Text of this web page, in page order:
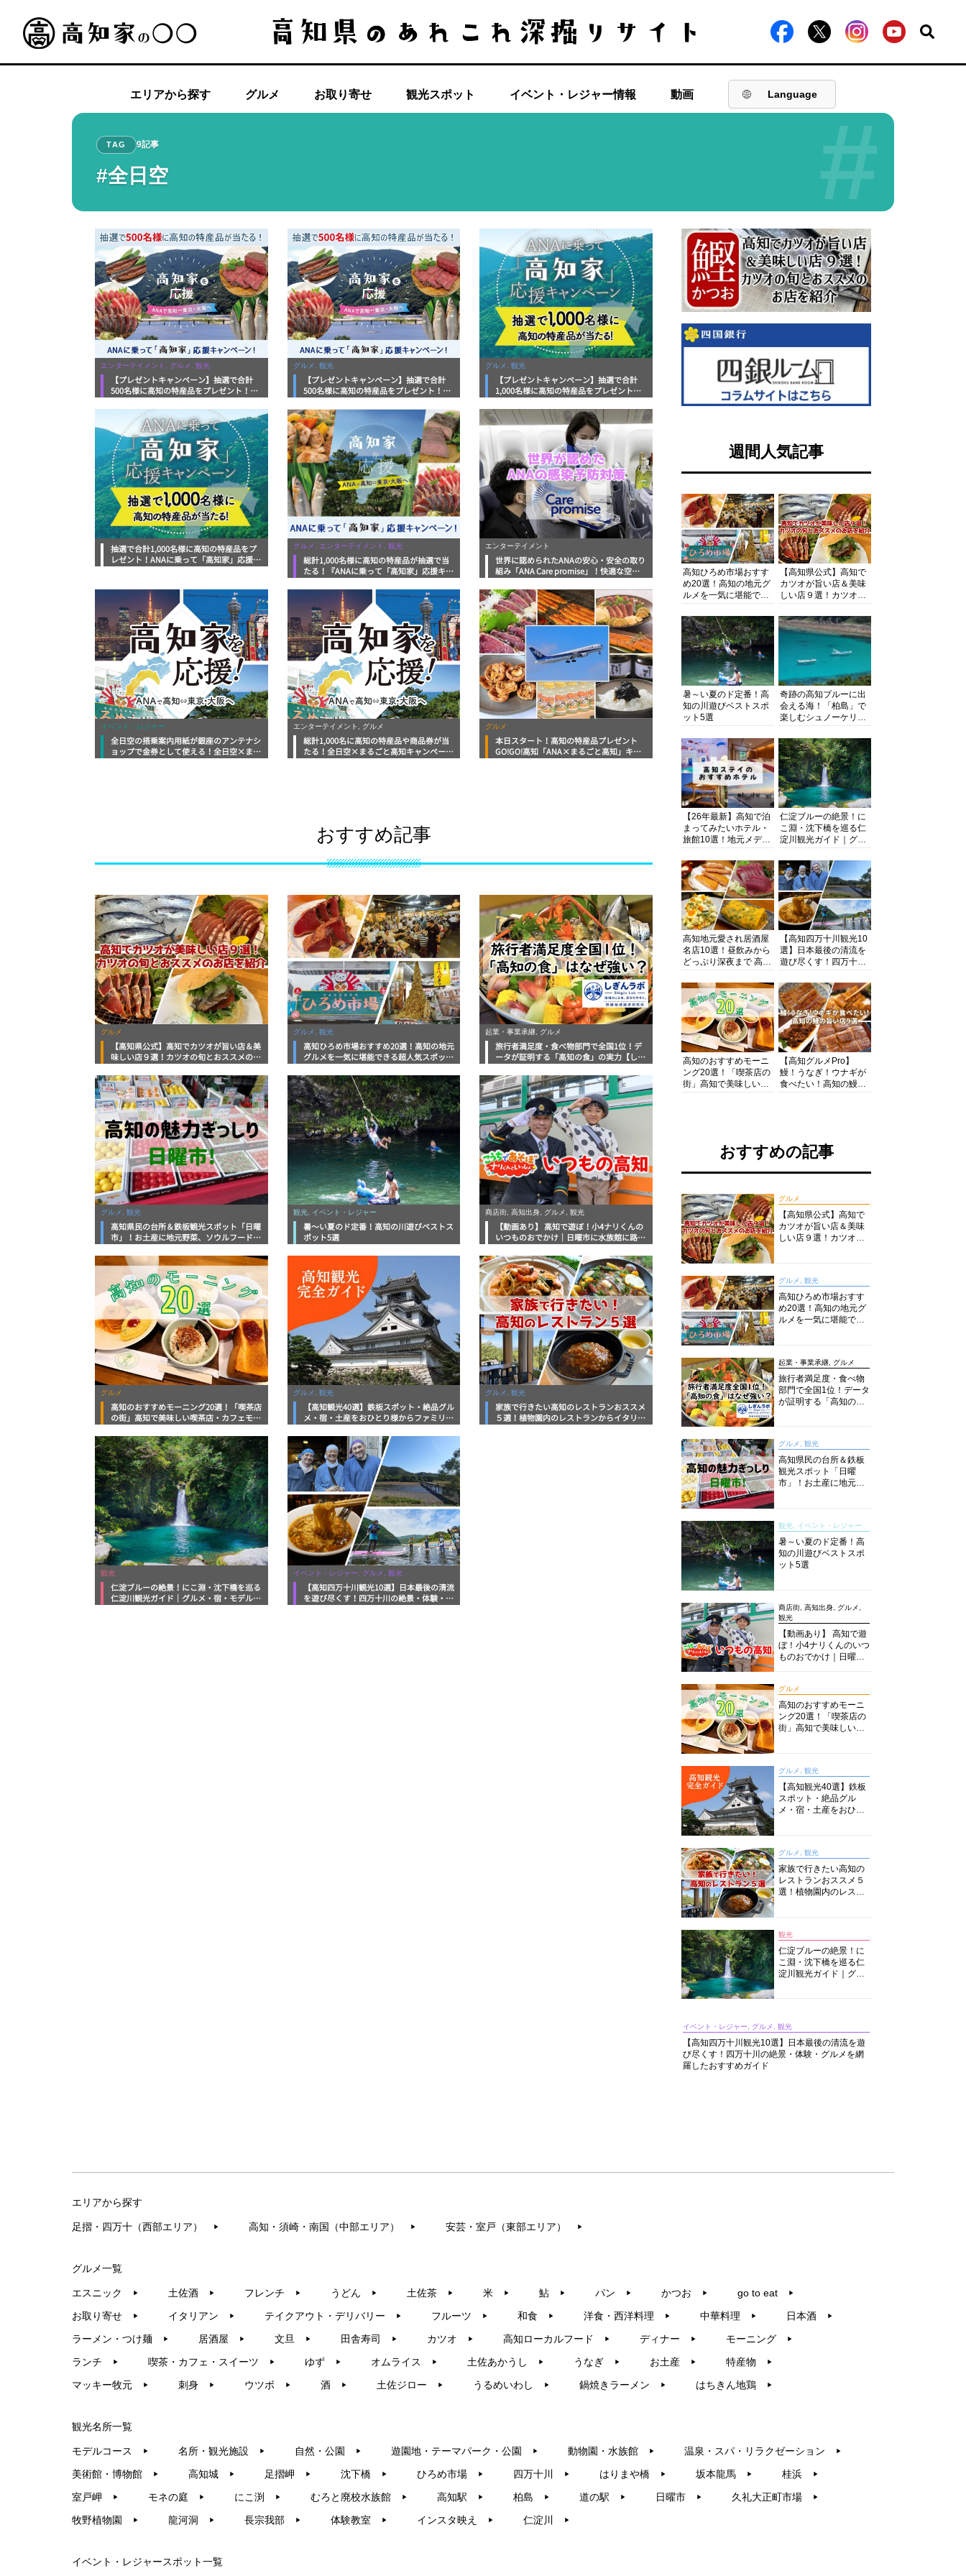
エリアから探す グルメ お取り寄せ 観光スポット イベント・レジャー情報 動画 Language
#
TAG 9記事
#全日空
エンターテイメント, グルメ, 観光
【プレゼントキャンペーン】抽選で合計
500名様に高知の特産品をプレゼント！
実施中！
グルメ, 観光
【プレゼントキャンペーン】抽選で合計
500名様に高知の特産品をプレゼント！
開始
グルメ, 観光
【プレゼントキャンペーン】抽選で合計
1,000名様に高知の特産品をプレゼント！
【終了】
抽選で合計1,000名様に高知の特産品をプ
レゼント！ANAに乗って「高知家」応援キ
グルメ, エンターテイメント, 観光
総計1,000名様に高知の特産品が抽選で当
たる！『ANAに乗って「高知家」応援キャ
エンターテイメント
世界に認められたANAの安心・安全の取り
組み「ANA Care promise」！快適な空の
イベント・レジャー
全日空の搭乗案内用紙が銀座のアンテナシ
ョップで金券として使える！全日空×まる
エンターテイメント, グルメ
総計1,000名に高知の特産品や商品券が当
たる！全日空×まるごと高知キャンペーン
グルメ
本日スタート！高知の特産品プレゼント
GO!GO!高知「ANA×まるごと高知」キャ
おすすめ記事
グルメ
【高知県公式】高知でカツオが旨い店＆美
味しい店９選！カツオの旬とおススメのお
グルメ, 観光
高知ひろめ市場おすすめ20選！高知の地元
グルメを一気に堪能できる超人気スポット
起業・事業承継, グルメ
旅行者満足度・食べ物部門で全国1位！デ
ータが証明する「高知の食」の実力【しぎ
グルメ, 観光
高知県民の台所＆鉄板観光スポット「日曜
市」！お土産に地元野菜、ソウルフードま
底解説！
観光, イベント・レジャー
暑～い夏のド定番！高知の川遊びベストス
ポット5選
商店街, 高知出身, グルメ, 観光
【動画あり】 高知で遊ぼ！小4ナリくんの
いつものおでかけ｜日曜市に水族館に路面
グルメ
高知のおすすめモーニング20選！「喫茶店
の街」高知で美味しい喫茶店・カフェモー
グルメ, 観光
【高知観光40選】鉄板スポット・絶品グル
メ・宿・土産をおひとり様からファミリー
グルメ, 観光
家族で行きたい高知のレストランおススメ
５選！植物園内のレストランからイタリア
観光
仁淀ブルーの絶景！にこ淵・沈下橋を巡る
仁淀川観光ガイド｜グルメ・宿・モデルコ
イベント・レジャー, グルメ, 観光
【高知四万十川観光10選】日本最後の清流
を遊び尽くす！四万十川の絶景・体験・グ
週間人気記事
高知ひろめ市場おすす
め20選！高知の地元グ
ルメを一気に堪能でき
底解剖
【高知県公式】高知で
カツオが旨い店＆美味
しい店９選！カツオの
紹介
暑～い夏のド定番！高
知の川遊びベストスポ
ット5選
奇跡の高知ブルーに出
会える海！「柏島」で
楽しむシュノーケリン
浴にキャンプまで透明
度抜群の海の楽園を徹
底紹介
【26年最新】高知で泊
まってみたいホテル・
旅館10選！地元メディ
厳選
仁淀ブルーの絶景！に
こ淵・沈下橋を巡る仁
淀川観光ガイド｜グル
まで完全網羅！
高知地元愛され居酒屋
名店10選！昼飲みから
どっぷり深夜まで 高知
知グルメPro】
【高知四万十川観光10
選】日本最後の清流を
遊び尽くす！四万十川
を網羅したおすすめガ
イド
高知のおすすめモーニ
ング20選！「喫茶店の
街」高知で美味しい喫
【高知グルメPro】
鰻！うなぎ！ウナギが
食べたい！高知の鰻の
おすすめの記事
グルメ
【高知県公式】高知で
カツオが旨い店＆美味
しい店９選！カツオの
グルメ, 観光
高知ひろめ市場おすす
め20選！高知の地元グ
ルメを一気に堪能でき
起業・事業承継, グルメ
旅行者満足度・食べ物
部門で全国1位！データ
が証明する「高知の
グルメ, 観光
高知県民の台所＆鉄板
観光スポット「日曜
市」！お土産に地元野
説！
観光, イベント・レジャー
暑～い夏のド定番！高
知の川遊びベストスポ
ット5選
商店街, 高知出身, グルメ,
観光
【動画あり】 高知で遊
ぼ！小4ナリくんのいつ
ものおでかけ｜日曜市
グルメ
高知のおすすめモーニ
ング20選！「喫茶店の
街」高知で美味しい喫
グルメ, 観光
【高知観光40選】鉄板
スポット・絶品グル
メ・宿・土産をおひと
グルメ, 観光
家族で行きたい高知の
レストランおススメ５
選！植物園内のレスト
観光
仁淀ブルーの絶景！に
こ淵・沈下橋を巡る仁
淀川観光ガイド｜グル
イベント・レジャー, グルメ, 観光
【高知四万十川観光10選】日本最後の清流を遊
び尽くす！四万十川の絶景・体験・グルメを網
羅したおすすめガイド
エリアから探す
足摺・四万十（西部エリア） ▶︎ 高知・須崎・南国（中部エリア） ▶︎ 安芸・室戸（東部エリア） ▶︎
グルメ一覧
エスニック ▶︎ 土佐酒 ▶︎ フレンチ ▶︎ うどん ▶︎ 土佐茶 ▶︎ 米 ▶︎ 鮎 ▶︎ パン ▶︎ かつお ▶︎ go to eat ▶︎
お取り寄せ ▶︎ イタリアン ▶︎ テイクアウト・デリバリー ▶︎ フルーツ ▶︎ 和食 ▶︎ 洋食・西洋料理 ▶︎ 中華料理 ▶︎ 日本酒 ▶︎
ラーメン・つけ麺 ▶︎ 居酒屋 ▶︎ 文旦 ▶︎ 田舎寿司 ▶︎ カツオ ▶︎ 高知ローカルフード ▶︎ ディナー ▶︎ モーニング ▶︎
ランチ ▶︎ 喫茶・カフェ・スイーツ ▶︎ ゆず ▶︎ オムライス ▶︎ 土佐あかうし ▶︎ うなぎ ▶︎ お土産 ▶︎ 特産物 ▶︎
マッキー牧元 ▶︎ 刺身 ▶︎ ウツボ ▶︎ 酒 ▶︎ 土佐ジロー ▶︎ うるめいわし ▶︎ 鍋焼きラーメン ▶︎ はちきん地鶏 ▶︎
観光名所一覧
モデルコース ▶︎ 名所・観光施設 ▶︎ 自然・公園 ▶︎ 遊園地・テーマパーク・公園 ▶︎ 動物園・水族館 ▶︎ 温泉・スパ・リラクゼーション ▶︎
美術館・博物館 ▶︎ 高知城 ▶︎ 足摺岬 ▶︎ 沈下橋 ▶︎ ひろめ市場 ▶︎ 四万十川 ▶︎ はりまや橋 ▶︎ 坂本龍馬 ▶︎ 桂浜 ▶︎
室戸岬 ▶︎ モネの庭 ▶︎ にこ渕 ▶︎ むろと廃校水族館 ▶︎ 高知駅 ▶︎ 柏島 ▶︎ 道の駅 ▶︎ 日曜市 ▶︎ 久礼大正町市場 ▶︎
牧野植物園 ▶︎ 龍河洞 ▶︎ 長宗我部 ▶︎ 体験教室 ▶︎ インスタ映え ▶︎ 仁淀川 ▶︎
イベント・レジャースポット一覧